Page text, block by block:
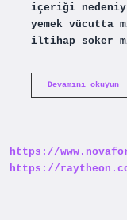
içeriği
yemek vücutta
iltihap söker
Devamını okuyun
https://
https://